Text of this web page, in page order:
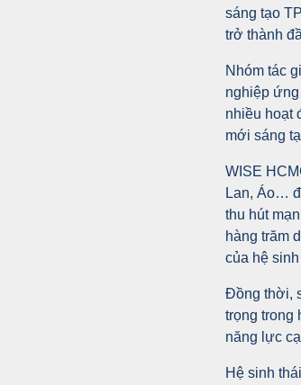
sáng tạo
trở thành
Nhóm tác
nghiệp ứng
nhiều hoạt
mới sáng
WISE
Lan, Áo…
thu hút
hàng trăm
của hệ
Đồng thời,
trọng trong
năng lực
Hệ sinh